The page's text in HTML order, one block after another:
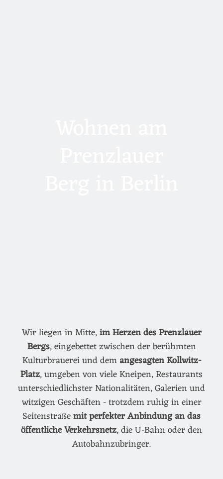
Wir liegen in Mitte,im Herzen des Prenzlauer
Bergs, eingebettet zwischen der berühmten
Kulturbrauerei und demangesagten Kollwitz-
Platz, umgeben von viele Kneipen, Restaurants
unterschiedlichster Nationalitäten, Galerien und
witzigen Geschäften - trotzdem ruhig in einer
Seitenstraßemit perfekter Anbindung an das
öffentliche Verkehrsnetz, die U-Bahn oder den
Autobahnzubringer.